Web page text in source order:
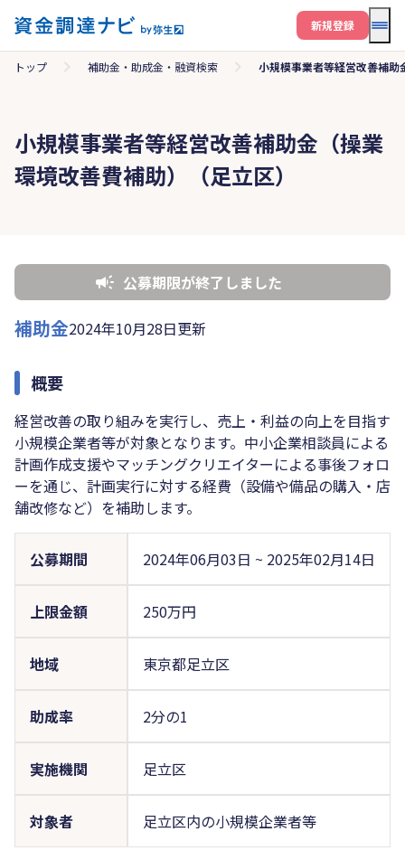
メ
新規登録
トップ 補助金・助成金・融資検索 小規模事業者等経営改善補
小規模事業者等経営改善補助金（操業
環境改善費補助）（足立区）
公募期限が終了しました
補助金2024年10月28日更新
概要
経営改善の取り組みを実行し、売上・利益の向上を目指す
小規模企業者等が対象となります。中小企業相談員による
計画作成支援やマッチングクリエイターによる事後フォロ
ーを通じ、計画実行に対する経費（設備や備品の購入・店
舗改修など）を補助します。
公募期間 2024年06月03日 ~ 2025年02月14日
上限金額 250万円
地域 東京都足立区
助成率 2分の1
実施機関 足立区
対象者 足立区内の小規模企業者等